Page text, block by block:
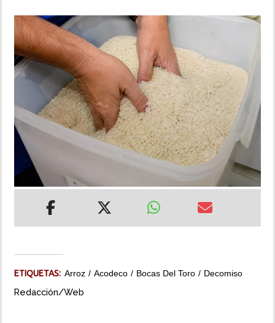
DEPORTES
MUNDO
INSÓLITAS
MULTIMEDIA
IMPRESO
ETIQUETAS: Arroz Acodeco Bocas Del Toro Decomiso
Redacción/Web